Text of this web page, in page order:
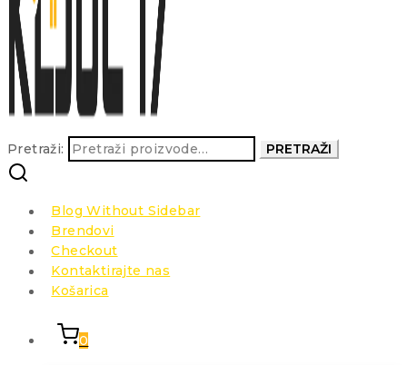
Pretraži: PRETRAŽI
Blog Without Sidebar
Brendovi
Checkout
Kontaktirajte nas
Košarica
0